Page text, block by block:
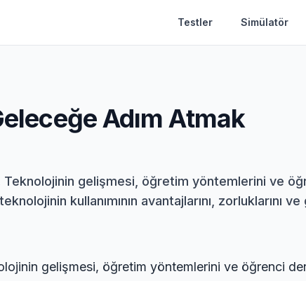
Testler Simülatör
Adım Atmak
Teknolojinin gelişmesi, öğretim yöntemlerini ve
kullanımının avantajlarını, zorluklarını
gelişmesi, öğretim yöntemlerini ve öğrenci